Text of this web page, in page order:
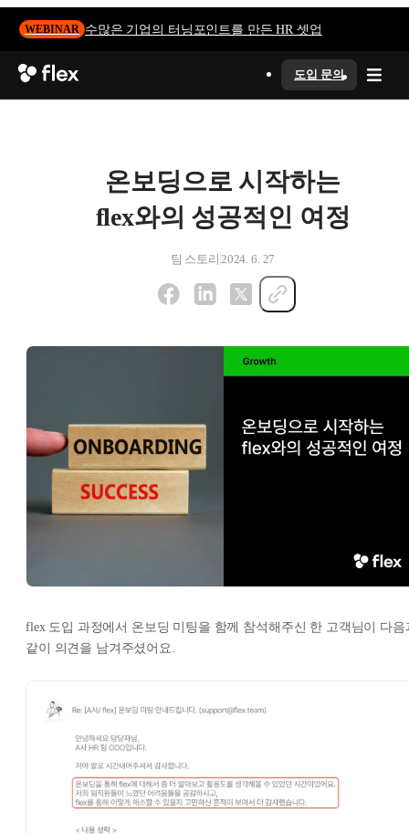
WEBINAR 수많은 기업의 터닝포인트를 만든 HR 셋업
도입 문의
온보딩으로 시작하는
flex와의 성공적인 여정
팀 스토리 2024. 6. 27
flex 도입 과정에서 온보딩 미팅을 함께 참석해주신 한 고객님이 다음
같이 의견을 남겨주셨어요.